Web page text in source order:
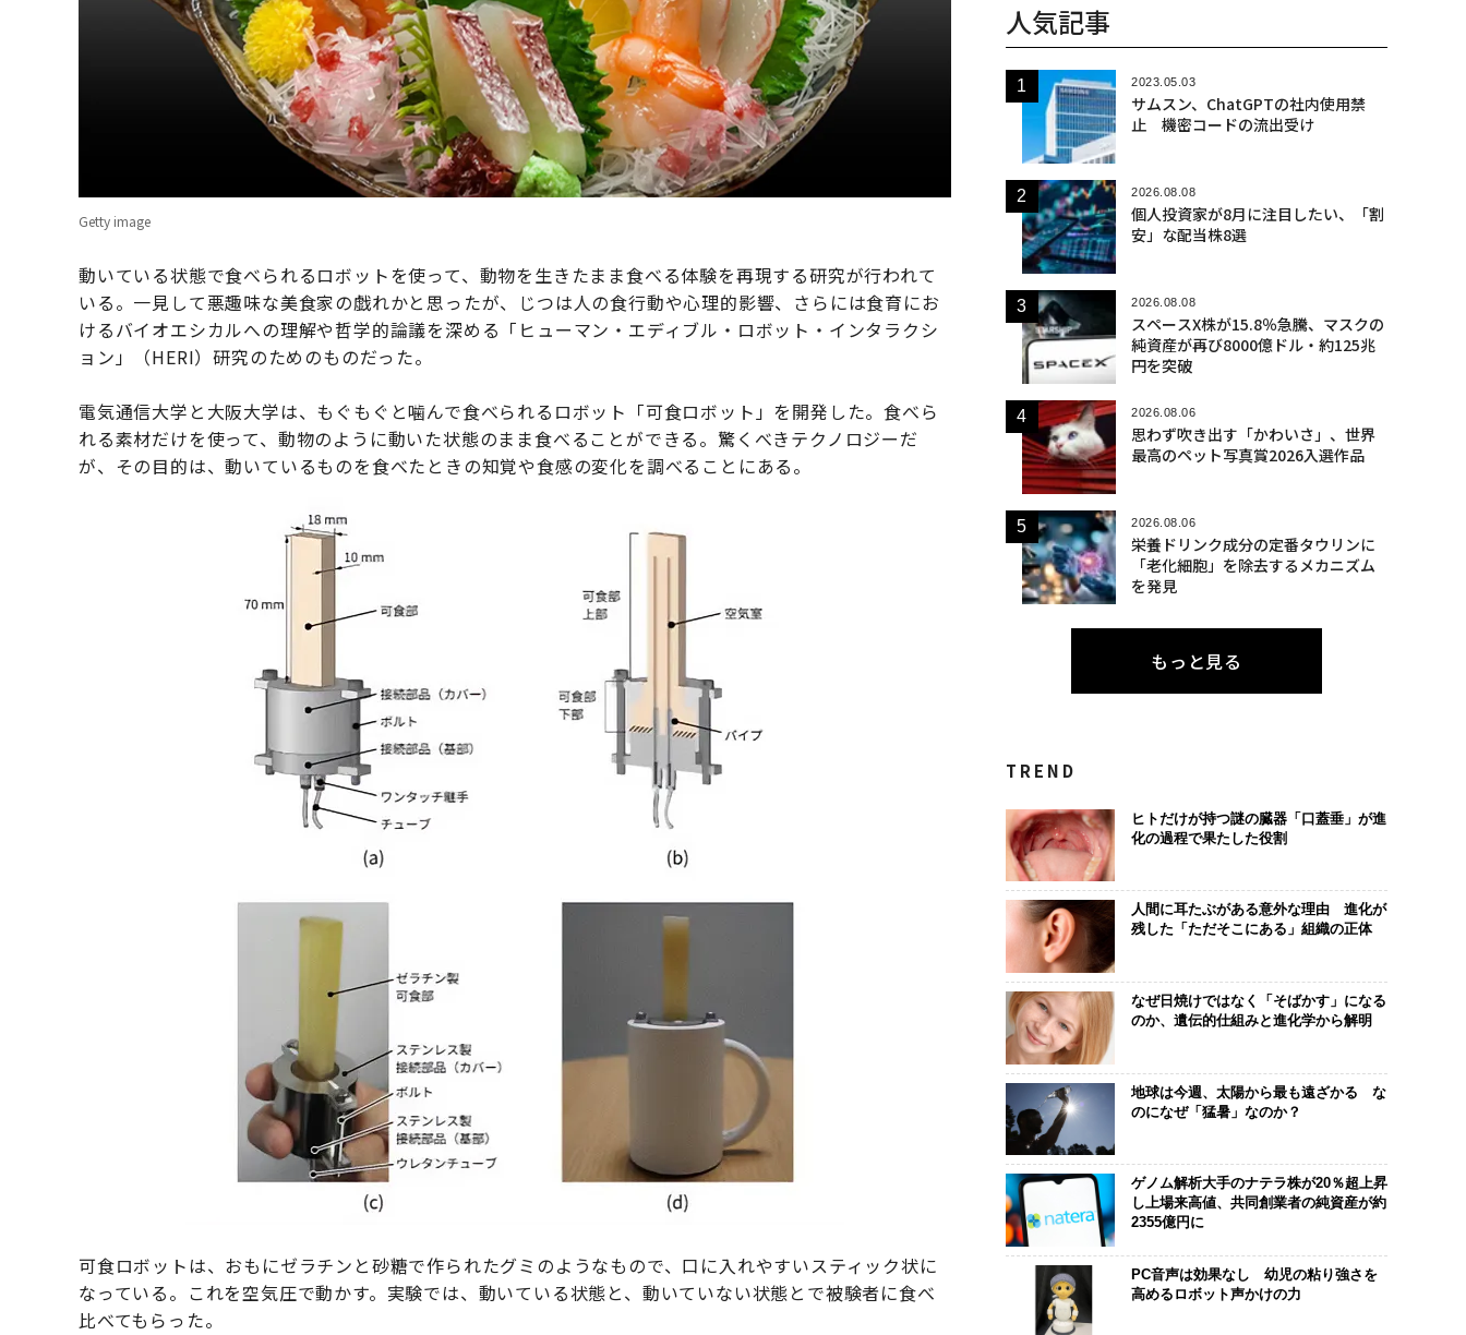
Getty image
動いている状態で食べられるロボットを使って、動物を生きたまま食べる体験を再現する研究が行われて
いる。一見して悪趣味な美食家の戯れかと思ったが、じつは人の食行動や心理的影響、さらには食育にお
けるバイオエシカルへの理解や哲学的論議を深める「ヒューマン・エディブル・ロボット・インタラクシ
ョン」（HERI）研究のためのものだった。
電気通信大学と大阪大学は、もぐもぐと噛んで食べられるロボット「可食ロボット」を開発した。食べら
れる素材だけを使って、動物のように動いた状態のまま食べることができる。驚くべきテクノロジーだ
が、その目的は、動いているものを食べたときの知覚や食感の変化を調べることにある。
可食ロボットは、おもにゼラチンと砂糖で作られたグミのようなもので、口に入れやすいスティック状に
なっている。これを空気圧で動かす。実験では、動いている状態と、動いていない状態とで被験者に食べ
比べてもらった。
人気記事
2023.05.03
サムスン、ChatGPTの社内使用禁
止 機密コードの流出受け
2026.08.08
個人投資家が8月に注目したい、「割
安」な配当株8選
2026.08.08
スペースX株が15.8％急騰、マスクの
純資産が再び8000億ドル・約125兆
円を突破
2026.08.06
思わず吹き出す「かわいさ」、世界
最高のペット写真賞2026入選作品
2026.08.06
栄養ドリンク成分の定番タウリンに
「老化細胞」を除去するメカニズム
を発見
もっと見る
TREND
ヒトだけが持つ謎の臓器「口蓋垂」が進
化の過程で果たした役割
人間に耳たぶがある意外な理由 進化が
残した「ただそこにある」組織の正体
なぜ日焼けではなく「そばかす」になる
のか、遺伝的仕組みと進化学から解明
地球は今週、太陽から最も遠ざかる な
のになぜ「猛暑」なのか？
ゲノム解析大手のナテラ株が20％超上昇
し上場来高値、共同創業者の純資産が約
2355億円に
PC音声は効果なし 幼児の粘り強さを
高めるロボット声かけの力